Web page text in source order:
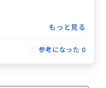
もっと見る
参考になった 0